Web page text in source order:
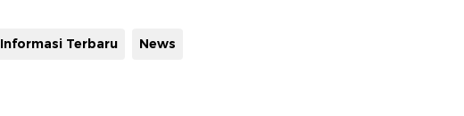
Informasi Terbaru News